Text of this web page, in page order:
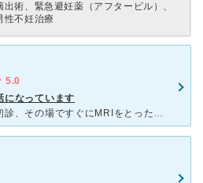
出術、緊急避妊薬（アフターピル）、
性不妊治療
5.0
になっています
筋腫がありほぼ一年半前に初診、その場ですぐにMRIをとったほうがよいとアドバイスされて、すぐに専門病院に予約してくださり、運よく当日に検査を受けることができました。他院との連携が優れていたのでとても助